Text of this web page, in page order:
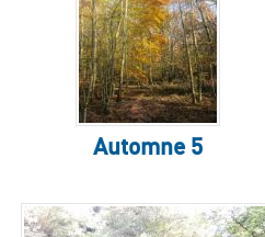
Automne 5